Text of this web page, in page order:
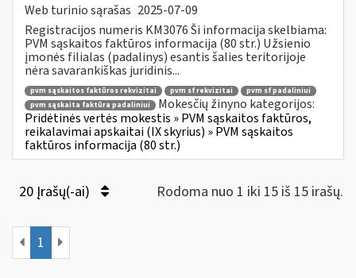
Web turinio sąrašas 2025-07-09
Registracijos numeris KM3076 Ši informacija skelbiama:
PVM sąskaitos faktūros informacija (80 str.) Užsienio
įmonės filialas (padalinys) esantis šalies teritorijoje
nėra savarankiškas juridinis...
pvm sąskaitos faktūros rekvizitai pvm sf rekvizitai
pvm sf padaliniui
pvm sąskaita faktūra padaliniui
Mokesčių žinyno kategorijos:
Pridėtinės vertės mokestis » PVM sąskaitos faktūros,
reikalavimai apskaitai (IX skyrius) » PVM sąskaitos
faktūros informacija (80 str.)
20 Įrašų(-ai) Rodoma nuo 1 iki 15 iš 15 irašų.
1